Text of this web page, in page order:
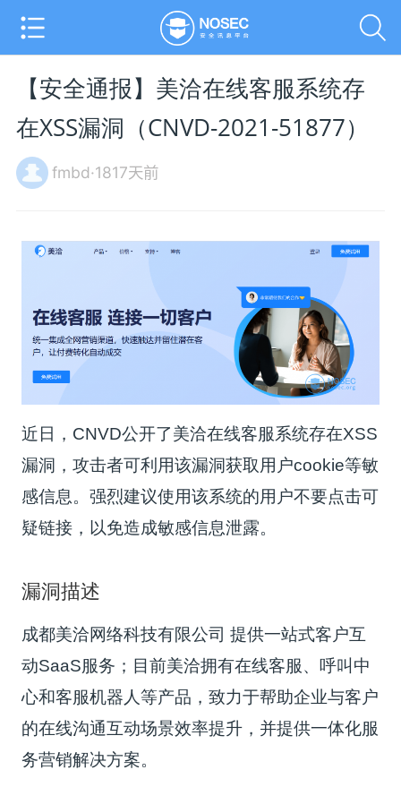
【安全通报】美洽在线客服系统存
在XSS漏洞（CNVD-2021-51877）
fmbd·1817天前
近日，CNVD公开了美洽在线客服系统存在XSS
漏洞，攻击者可利用该漏洞获取用户cookie等敏
感信息。强烈建议使用该系统的用户不要点击可
疑链接，以免造成敏感信息泄露。
漏洞描述
成都美洽网络科技有限公司 提供一站式客户互
动SaaS服务；目前美洽拥有在线客服、呼叫中
心和客服机器人等产品，致力于帮助企业与客户
的在线沟通互动场景效率提升，并提供一体化服
务营销解决方案。